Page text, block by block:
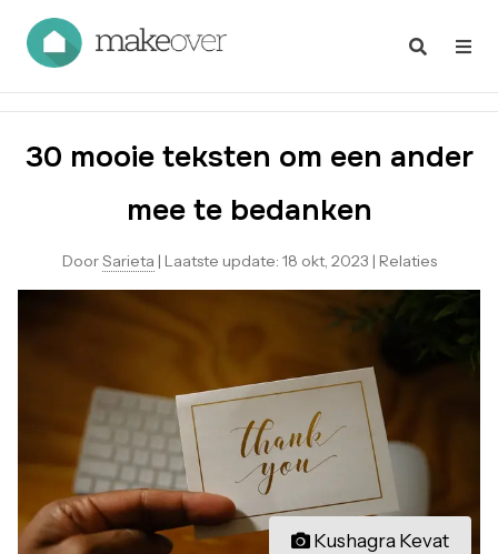
30 mooie teksten om een ander
mee te bedanken
DoorSarieta | Laatste update: 18 okt, 2023 | Relaties
Kushagra Kevat